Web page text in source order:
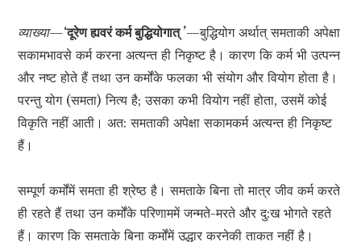
व्याख्या—‘दूरेण ह्यवरं कर्म बुद्धियोगात् ’—बुद्धियोग अर्थात् समताकी अपेक्षा
सकामभावसे कर्म करना अत्यन्त ही निकृष्ट है। कारण कि कर्म भी उत्पन्न
और नष्ट होते हैं तथा उन कर्मोंके फलका भी संयोग और वियोग होता है।
परन्तु योग (समता) नित्य है; उसका कभी वियोग नहीं होता, उसमें कोई
विकृति नहीं आती। अत: समताकी अपेक्षा सकामकर्म अत्यन्त ही निकृष्ट
हैं।
सम्पूर्ण कर्मोंमें समता ही श्रेष्ठ है। समताके बिना तो मात्र जीव कर्म करते
ही रहते हैं तथा उन कर्मोंके परिणाममें जन्मते-मरते और दु:ख भोगते रहते
हैं। कारण कि समताके बिना कर्मोंमें उद्धार करनेकी ताकत नहीं है।